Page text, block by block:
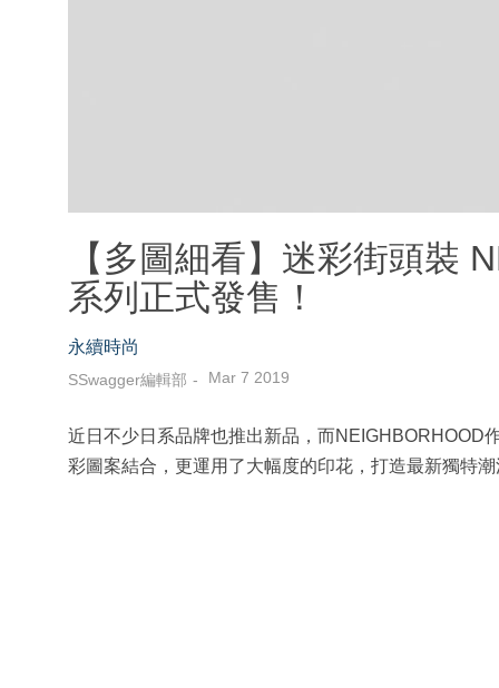
【多圖細看】迷彩街頭裝
系列正式發售！
永續時尚
SSwagger編輯部 Mar 7 2019
近日不少日系品牌也推出新品，而NEIGHBORHOOD
彩圖案結合，更運用了大幅度的印花，打造最新獨特